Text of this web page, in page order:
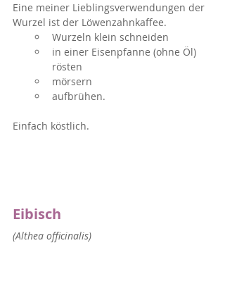
Eine meiner Lieblingsverwendungen der
Wurzel ist der Löwenzahnkaffee.
Wurzeln klein schneiden
in einer Eisenpfanne (ohne Öl)
rösten
mörsern
aufbrühen.
Einfach köstlich.
Eibisch
(Althea officinalis)